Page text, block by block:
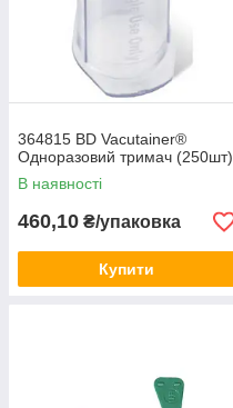
364815 BD Vacutainer®
Oдноразовий тримач (250шт)
В наявності
460,10 ₴/упаковка
Купити